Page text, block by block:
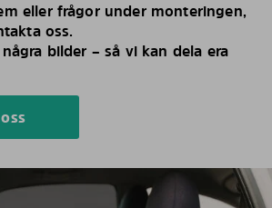
eller frågor under monteringen,
oss.
bilder – så vi kan dela era